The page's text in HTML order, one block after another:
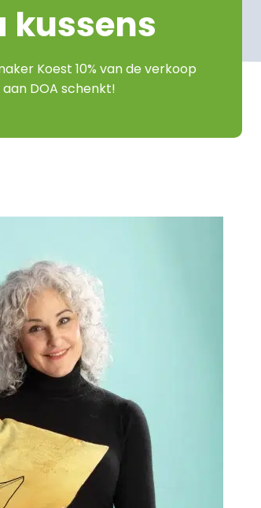
kussens
Koest 10% van de verkoop
DOA schenkt!